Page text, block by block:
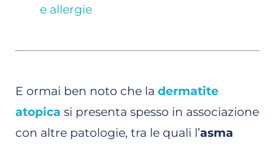
e allergie
E ormai ben noto che la dermatite
atopica si presenta spesso in associazione
con altre patologie, tra le quali l’asma